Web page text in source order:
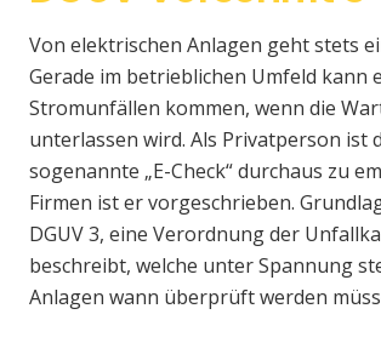
Von elektrischen Anlagen geht stets
Gerade im betrieblichen Umfeld kann
Stromunfällen kommen, wenn die
unterlassen wird. Als Privatperson ist
sogenannte „E-Check“ durchaus zu
Firmen ist er vorgeschrieben.
DGUV 3, eine Verordnung der
beschreibt, welche unter Spannung
Anlagen wann überprüft werden